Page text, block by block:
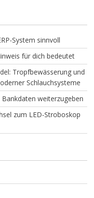
System sinnvoll
für dich bedeutet
Tropfbewässerung und
Schlauchsysteme
weiterzugeben
zum LED-Stroboskop